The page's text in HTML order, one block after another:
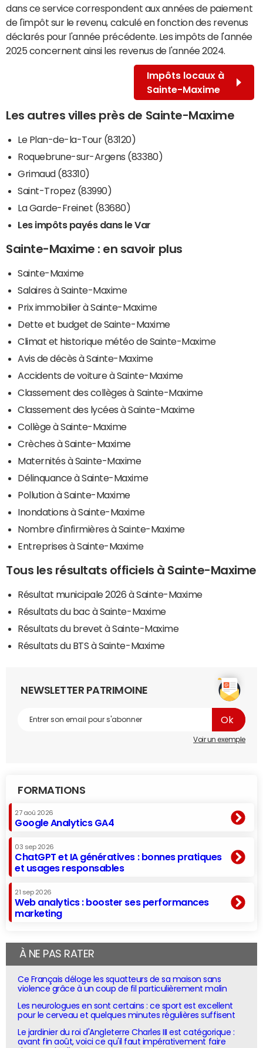
dans ce service correspondent aux années de paiement
de l'impôt sur le revenu, calculé en fonction des revenus
déclarés pour l'année précédente. Les impôts de l'année
2025 concernent ainsi les revenus de l'année 2024.
Impôts locaux à
Sainte-Maxime
Les autres villes près de Sainte-Maxime
Le Plan-de-la-Tour (83120)
Roquebrune-sur-Argens (83380)
Grimaud (83310)
Saint-Tropez (83990)
La Garde-Freinet (83680)
Les impôts payés dans le Var
Sainte-Maxime : en savoir plus
Sainte-Maxime
Salaires à Sainte-Maxime
Prix immobilier à Sainte-Maxime
Dette et budget de Sainte-Maxime
Climat et historique météo de Sainte-Maxime
Avis de décès à Sainte-Maxime
Accidents de voiture à Sainte-Maxime
Classement des collèges à Sainte-Maxime
Classement des lycées à Sainte-Maxime
Collège à Sainte-Maxime
Crèches à Sainte-Maxime
Maternités à Sainte-Maxime
Délinquance à Sainte-Maxime
Pollution à Sainte-Maxime
Inondations à Sainte-Maxime
Nombre d'infirmières à Sainte-Maxime
Entreprises à Sainte-Maxime
Tous les résultats officiels à Sainte-Maxime
Résultat municipale 2026 à Sainte-Maxime
Résultats du bac à Sainte-Maxime
Résultats du brevet à Sainte-Maxime
Résultats du BTS à Sainte-Maxime
NEWSLETTER PATRIMOINE
Voir un exemple
FORMATIONS
27 aoû 2026
Google Analytics GA4
03 sep 2026
ChatGPT et IA génératives : bonnes pratiques
et usages responsables
21 sep 2026
Web analytics : booster ses performances
marketing
À NE PAS RATER
Ce Français déloge les squatteurs de sa maison sans
violence grâce à un coup de fil particulièrement malin
Les neurologues en sont certains : ce sport est excellent
pour le cerveau et quelques minutes régulières suffisent
Le jardinier du roi d'Angleterre Charles III est catégorique :
avant fin août, voici ce qu'il faut impérativement faire